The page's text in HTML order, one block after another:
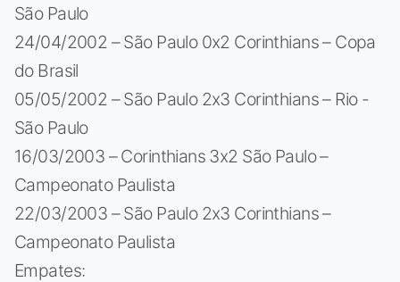
São Paulo
24/04/2002 – São Paulo 0x2 Corinthians – Copa
do Brasil
05/05/2002 – São Paulo 2x3 Corinthians – Rio -
São Paulo
16/03/2003 – Corinthians 3x2 São Paulo –
Campeonato Paulista
22/03/2003 – São Paulo 2x3 Corinthians –
Campeonato Paulista
Empates: